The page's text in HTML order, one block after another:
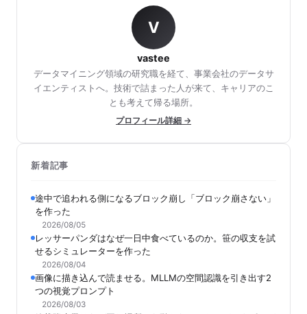
V
vastee
データマイニング領域の研究職を経て、事業会社のデータサ
イエンティストへ。技術で詰まった人が来て、キャリアのこ
とも考えて帰る場所。
プロフィール詳細 →
新着記事
途中で追われる側になるブロック崩し「ブロック崩さない」
を作った
2026/08/05
レッサーパンダはなぜ一日中食べているのか。笹の収支を試
せるシミュレーターを作った
2026/08/04
画像に描き込んで読ませる。MLLMの空間認識を引き出す2
つの視覚プロンプト
2026/08/03